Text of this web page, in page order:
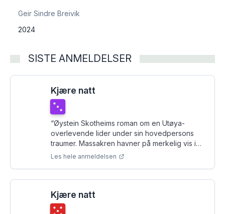
Geir Sindre Breivik
2024
SISTE ANMELDELSER
Kjære natt
Terningkast
“Øystein Skotheims roman om en Utøya-
overlevende lider under sin hovedpersons
traumer. Massakren havner på merkelig vis i
bakgrunnen.”
Les hele anmeldelsen
Kjære natt
Terningkast